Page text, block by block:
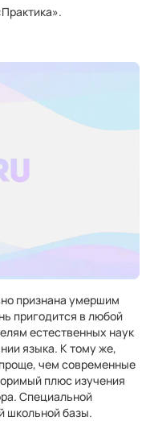
признана умершим
пригодится в любой
естественных наук
языка. К тому же,
чем современные
плюс изучения
Специальной
школьной базы.